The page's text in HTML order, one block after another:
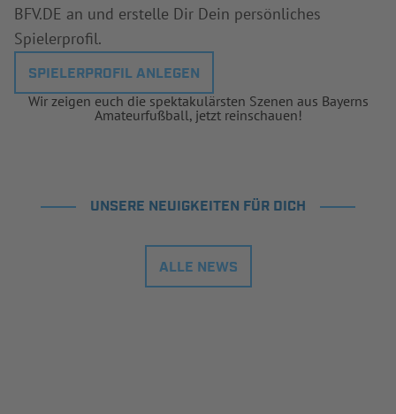
BFV.DE an und erstelle Dir Dein persönliches
Spielerprofil.
SPIELERPROFIL ANLEGEN
Wir zeigen euch die spektakulärsten Szenen aus Bayerns
Amateurfußball, jetzt reinschauen!
UNSERE NEUIGKEITEN FÜR DICH
ALLE NEWS